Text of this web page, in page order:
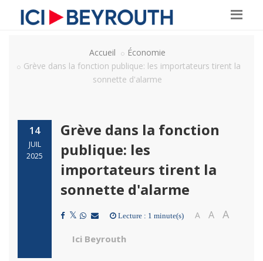
Accueil
Économie
Grève dans la fonction publique: les importateurs tirent la
sonnette d'alarme
14
JUIL
2025
Grève dans la fonction
publique: les
importateurs tirent la
sonnette d'alarme
Lecture : 1 minute(s) A A A
Ici Beyrouth